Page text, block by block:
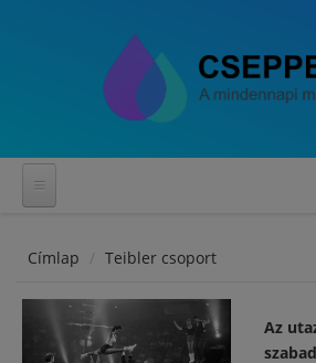
Címlap Teibler csoport
Az